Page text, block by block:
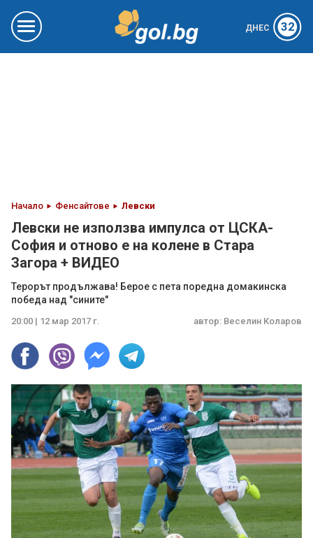
ДНЕС 32
Начало Фенсайтове Левски
Левски не използва импулса от ЦСКА-
София и отново е на колене в Стара
Загора + ВИДЕО
Терорът продължава! Берое с пета поредна домакинска
победа над "сините"
20:00 | 12 мар 2017 г. автор: Веселин Коларов